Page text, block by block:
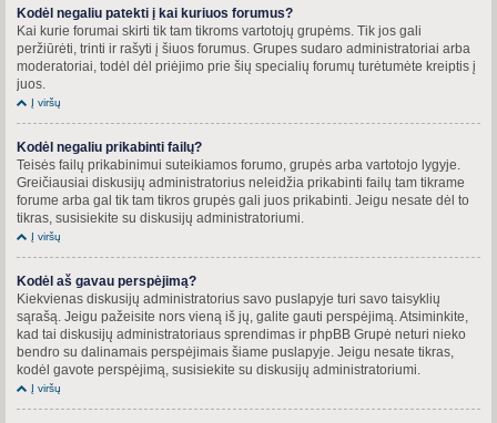
Kodėl negaliu patekti į kai kuriuos forumus?
Kai kurie forumai skirti tik tam tikroms vartotojų grupėms. Tik jos gali
peržiūrėti, trinti ir rašyti į šiuos forumus. Grupes sudaro administratoriai arba
moderatoriai, todėl dėl priėjimo prie šių specialių forumų turėtumėte kreiptis į
juos.
Į viršų
Kodėl negaliu prikabinti failų?
Teisės failų prikabinimui suteikiamos forumo, grupės arba vartotojo lygyje.
Greičiausiai diskusijų administratorius neleidžia prikabinti failų tam tikrame
forume arba gal tik tam tikros grupės gali juos prikabinti. Jeigu nesate dėl to
tikras, susisiekite su diskusijų administratoriumi.
Į viršų
Kodėl aš gavau perspėjimą?
Kiekvienas diskusijų administratorius savo puslapyje turi savo taisyklių
sąrašą. Jeigu pažeisite nors vieną iš jų, galite gauti perspėjimą. Atsiminkite,
kad tai diskusijų administratoriaus sprendimas ir phpBB Grupė neturi nieko
bendro su dalinamais perspėjimais šiame puslapyje. Jeigu nesate tikras,
kodėl gavote perspėjimą, susisiekite su diskusijų administratoriumi.
Į viršų